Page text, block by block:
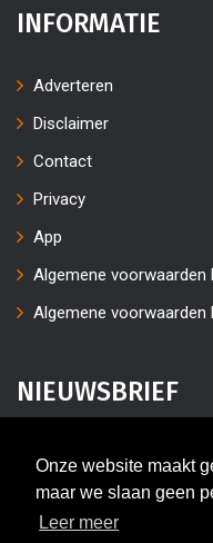
Onze website maakt
maar we slaan geen
Leer meer
INFORMATIE
Adverteren
Disclaimer
Contact
Privacy
App
Algemene voorwaarden
Algemene voorwaarden
NIEUWSBRIEF